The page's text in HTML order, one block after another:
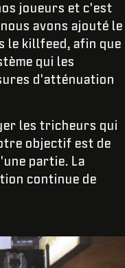
joueurs et c'est
avons ajouté le
le killfeed, afin que
qui les
d'atténuation
les tricheurs qui
objectif est de
partie. La
continue de